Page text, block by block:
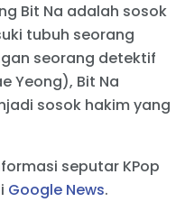
Bit Na adalah sosok
tubuh seorang
seorang detektif
Yeong), Bit Na
sosok hakim yang
seputar KPop
Google News.